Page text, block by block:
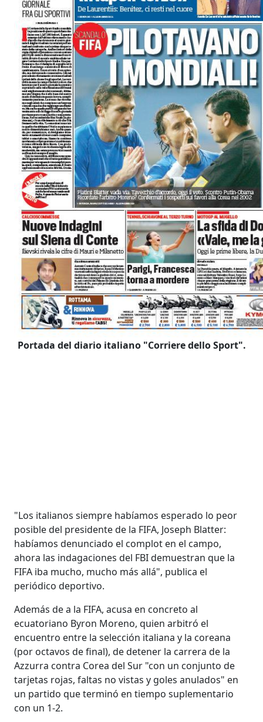
Portada del diario italiano "Corriere dello Sport".
"Los italianos siempre habíamos esperado lo peor
posible del presidente de la FIFA, Joseph Blatter:
habíamos denunciado el complot en el campo,
ahora las indagaciones del FBI demuestran que la
FIFA iba mucho, mucho más allá", publica el
periódico deportivo.
Además de a la FIFA, acusa en concreto al
ecuatoriano Byron Moreno, quien arbitró el
encuentro entre la selección italiana y la coreana
(por octavos de final), de detener la carrera de la
Azzurra contra Corea del Sur "con un conjunto de
tarjetas rojas, faltas no vistas y goles anulados" en
un partido que terminó en tiempo suplementario
con un 1-2.